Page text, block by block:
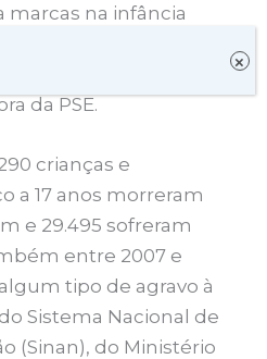
na infância
da PSE.
crianças e
a 17 anos morreram
e 29.495 sofreram
entre 2007 e
tipo de agravo à
Sistema Nacional de
(Sinan), do Ministério
×